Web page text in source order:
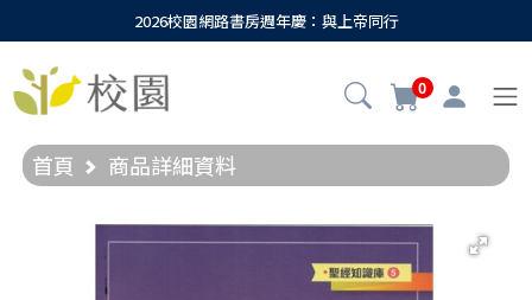
2026校園網路書房週年慶：與上帝同行
0
首頁 商品詳細資料